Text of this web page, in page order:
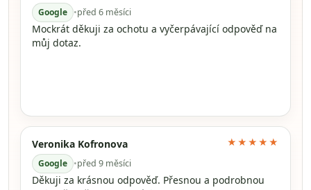
Google •před 6 měsíci
Mockrát děkuji za ochotu a vyčerpávající odpověď na
můj dotaz.
Veronika Kofronova
Google •před 9 měsíci
★★★★★
Děkuji za krásnou odpověď. Přesnou a podrobnou